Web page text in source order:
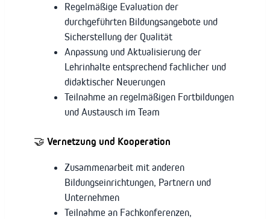
Regelmäßige Evaluation der
durchgeführten Bildungsangebote und
Sicherstellung der Qualität
Anpassung und Aktualisierung der
Lehrinhalte entsprechend fachlicher und
didaktischer Neuerungen
Teilnahme an regelmäßigen Fortbildungen
und Austausch im Team
🤝 Vernetzung und Kooperation
Zusammenarbeit mit anderen
Bildungseinrichtungen, Partnern und
Unternehmen
Teilnahme an Fachkonferenzen,